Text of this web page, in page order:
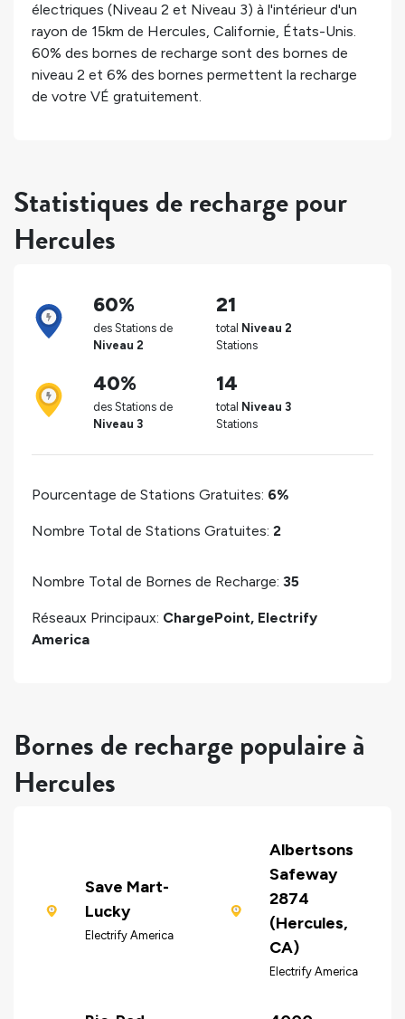
électriques (Niveau 2 et Niveau 3) à l'intérieur d'un
rayon de 15km de Hercules, Californie, États-Unis.
60% des bornes de recharge sont des bornes de
niveau 2 et 6% des bornes permettent la recharge
de votre VÉ gratuitement.
Statistiques de recharge pour
Hercules
60%
des Stations de
Niveau 2
21
total Niveau 2
Stations
40%
des Stations de
Niveau 3
14
total Niveau 3
Stations
Pourcentage de Stations Gratuites: 6%
Nombre Total de Stations Gratuites: 2
Nombre Total de Bornes de Recharge: 35
Réseaux Principaux: ChargePoint, Electrify
America
Bornes de recharge populaire à
Hercules
Save Mart-
Lucky
Electrify America
Albertsons
Safeway
2874
(Hercules,
CA)
Electrify America